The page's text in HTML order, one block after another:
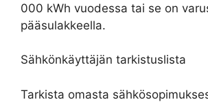
000 kWh vuodessa tai se on
pääsulakkeella.
Sähkönkäyttäjän tarkistuslista
Tarkista omasta